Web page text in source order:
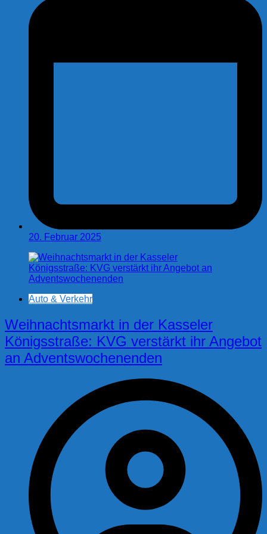
20. Februar 2025
Auto & Verkehr
Weihnachtsmarkt in der Kasseler
Königsstraße: KVG verstärkt ihr Angebot
an Adventswochenenden